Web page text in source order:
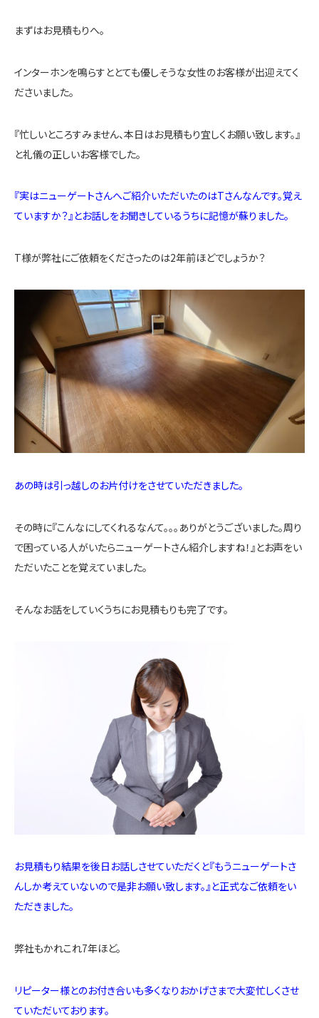
まずはお見積もりへ。
インターホンを鳴らすととても優しそうな女性のお客様が出迎えてく
ださいました。
『忙しいところすみません、本日はお見積もり宜しくお願い致します。』
と礼儀の正しいお客様でした。
『実はニューゲートさんへご紹介いただいたのはTさんなんです。覚え
ていますか？』とお話しをお聞きしているうちに記憶が蘇りました。
T様が弊社にご依頼をくださったのは2年前ほどでしょうか？
あの時は引っ越しのお片付けをさせていただきました。
その時に『こんなにしてくれるなんて。。。ありがとうございました。周り
で困っている人がいたらニューゲートさん紹介しますね！』とお声をい
ただいたことを覚えていました。
そんなお話をしていくうちにお見積もりも完了です。
お見積もり結果を後日お話しさせていただくと『もうニューゲートさ
んしか考えていないので是非お願い致します。』と正式なご依頼をい
ただきました。
弊社もかれこれ7年ほど。
リピーター様とのお付き合いも多くなりおかげさまで大変忙しくさせ
ていただいております。